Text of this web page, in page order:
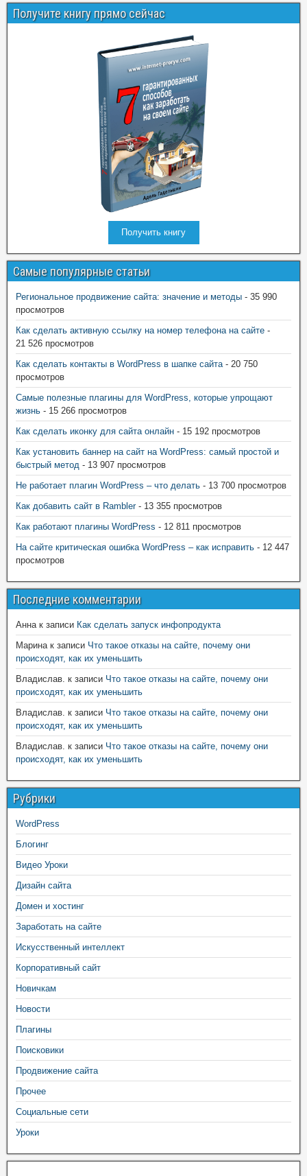
Получите книгу прямо сейчас
Получить книгу
Самые популярные статьи
Региональное продвижение сайта: значение и методы - 35 990
просмотров
Как сделать активную ссылку на номер телефона на сайте -
21 526 просмотров
Как сделать контакты в WordPress в шапке сайта - 20 750
просмотров
Самые полезные плагины для WordPress, которые упрощают
жизнь - 15 266 просмотров
Как сделать иконку для сайта онлайн - 15 192 просмотров
Как установить баннер на сайт на WordPress: самый простой и
быстрый метод - 13 907 просмотров
Не работает плагин WordPress – что делать - 13 700 просмотров
Как добавить сайт в Rambler- 13 355 просмотров
Как работают плагины WordPress - 12 811 просмотров
На сайте критическая ошибка WordPress – как исправить - 12 447
просмотров
Последние комментарии
Анна к записи Как сделать запуск инфопродукта
Марина к записи Что такое отказы на сайте, почему они
происходят, как их уменьшить
Владислав. к записи Что такое отказы на сайте, почему они
происходят, как их уменьшить
Владислав. к записи Что такое отказы на сайте, почему они
происходят, как их уменьшить
Владислав. к записи Что такое отказы на сайте, почему они
происходят, как их уменьшить
Рубрики
WordPress
Блогинг
Видео Уроки
Дизайн сайта
Домен и хостинг
Заработать на сайте
Искусственный интеллект
Корпоративный сайт
Новичкам
Новости
Плагины
Поисковики
Продвижение сайта
Прочее
Социальные сети
Уроки